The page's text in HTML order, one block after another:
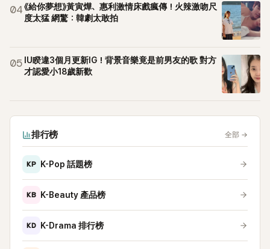
04《給你夢想》黃寅燁、惠利激情床戲瘋傳！火辣激吻尺
度太猛 網驚：韓劇太敢拍
05 IU睽違3個月更新IG！背景音樂竟是前男友的歌 對方
才認愛小18歲新歡
排行榜 全部 →
KP K-Pop 話題榜
KB K-Beauty 產品榜
KD K-Drama 排行榜